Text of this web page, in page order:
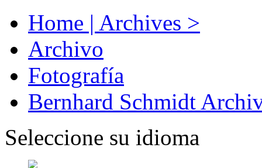
Home | Archives >
Archivo
Fotografía
Bernhard Schmidt
Seleccione su idioma